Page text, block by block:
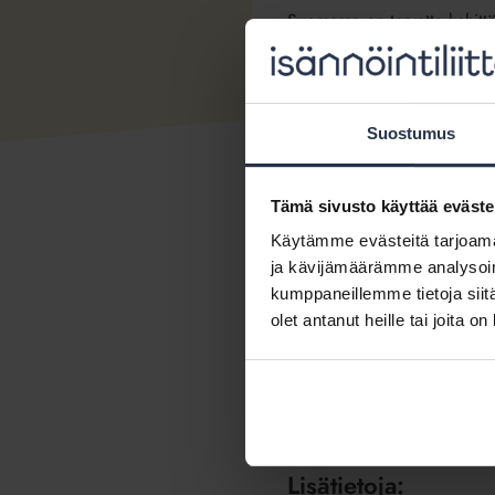
Suostumus
Tämä sivusto käyttää
Käytämme evästeitä
ja kävijämäärämme
kumppaneillemme tietoja
olet antanut heille tai joita
Suomessa on tarvetta
asuinrakennuksia.
yksimielisen päätöksen.
päätöksenteko helpottuu,
remontteja kymmenen
Purkava lisärakentaminen
tilanteessa, jossa
– Isännöinti auttaa
sanoo.
Teknologian
Lisätietoja: